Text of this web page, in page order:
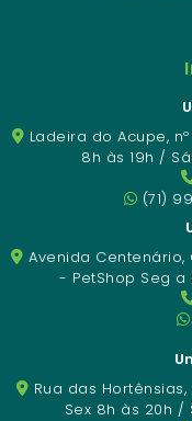
Ladeira do Acupe,
8h às 19h /
(71)
Avenida Centenário,
- PetShop Seg a
Rua das
Sex 8h às 20h /